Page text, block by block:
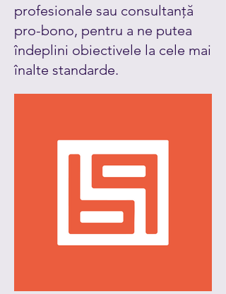
profesionale sau consultanță
pro-bono, pentru a ne putea
îndeplini obiectivele la cele mai
înalte standarde.